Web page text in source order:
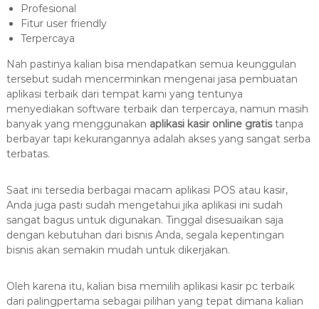
Profesional
Fitur user friendly
Terpercaya
Nah pastinya kalian bisa mendapatkan semua keunggulan
tersebut sudah mencerminkan mengenai jasa pembuatan
aplikasi terbaik dari tempat kami yang tentunya
menyediakan software terbaik dan terpercaya, namun masih
banyak yang menggunakan aplikasi kasir online gratistanpa
berbayar tapi kekurangannya adalah akses yang sangat serba
terbatas.
Saat ini tersedia berbagai macam aplikasi POS atau kasir,
Anda juga pasti sudah mengetahui jika aplikasi ini sudah
sangat bagus untuk digunakan. Tinggal disesuaikan saja
dengan kebutuhan dari bisnis Anda, segala kepentingan
bisnis akan semakin mudah untuk dikerjakan.
Oleh karena itu, kalian bisa memilih aplikasi kasir pc terbaik
dari palingpertama sebagai pilihan yang tepat dimana kalian